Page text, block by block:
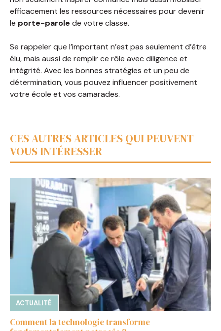
efficacement les ressources nécessaires pour devenir
le porte-parole de votre classe.
Se rappeler que l’important n’est pas seulement d’être
élu, mais aussi de remplir ce rôle avec diligence et
intégrité. Avec les bonnes stratégies et un peu de
détermination, vous pouvez influencer positivement
votre école et vos camarades.
CES AUTRES ARTICLES QUI PEUVENT
VOUS INTÉRESSER
ACTUALITÉ
Comment la technologie transforme